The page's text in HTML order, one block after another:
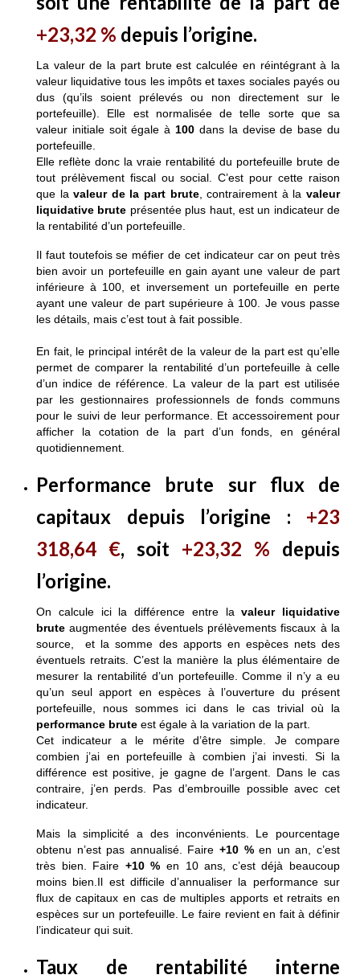
+23,32 % depuis l’origine.
La valeur de la part brute est calculée en réintégrant à la
valeur liquidative tous les impôts et taxes sociales payés ou
dus (qu’ils soient prélevés ou non directement sur le
portefeuille). Elle est normalisée de telle sorte que sa
valeur initiale soit égale à 100 dans la devise de base du
portefeuille.
Elle reflète donc la vraie rentabilité du portefeuille brute de
tout prélèvement fiscal ou social. C’est pour cette raison
que lavaleur de la part brute, contrairement à lavaleur
liquidative brute présentée plus haut, est un indicateur de
la rentabilité d’un portefeuille.
Il faut toutefois se méfier de cet indicateur car on peut très
bien avoir un portefeuille en gain ayant une valeur de part
inférieure à 100, et inversement un portefeuille en perte
ayant une valeur de part supérieure à 100. Je vous passe
les détails, mais c’est tout à fait possible.
En fait, le principal intérêt de la valeur de la part est qu’elle
permet de comparer la rentabilité d’un portefeuille à celle
d’un indice de référence. La valeur de la part est utilisée
par les gestionnaires professionnels de fonds communs
pour le suivi de leur performance. Et accessoirement pour
afficher la cotation de la part d’un fonds, en général
quotidiennement.
Performance brute sur flux de
capitaux depuis l’origine : +23
318,64 €, soit +23,32 % depuis
l’origine.
On calcule ici la différence entre lavaleur liquidative
brute augmentée des éventuels prélèvements fiscaux à la
source, et la somme des apports en espèces nets des
éventuels retraits. C’est la manière la plus élémentaire de
mesurer la rentabilité d’un portefeuille. Comme il n’y a eu
qu’un seul apport en espèces à l’ouverture du présent
portefeuille, nous sommes ici dans le cas trivial où la
performance brute est égale à la variation de la part.
Cet indicateur a le mérite d’être simple. Je compare
combien j’ai en portefeuille à combien j’ai investi. Si la
différence est positive, je gagne de l’argent. Dans le cas
contraire, j’en perds. Pas d’embrouille possible avec cet
indicateur.
Mais la simplicité a des inconvénients. Le pourcentage
obtenu n’est pas annualisé. Faire +10 %en un an, c’est
très bien. Faire +10 % en 10 ans, c’est déjà beaucoup
moins bien.Il est difficile d’annualiser la performance sur
flux de capitaux en cas de multiples apports et retraits en
espèces sur un portefeuille. Le faire revient en fait à définir
l’indicateur qui suit.
Taux de rentabilité interne